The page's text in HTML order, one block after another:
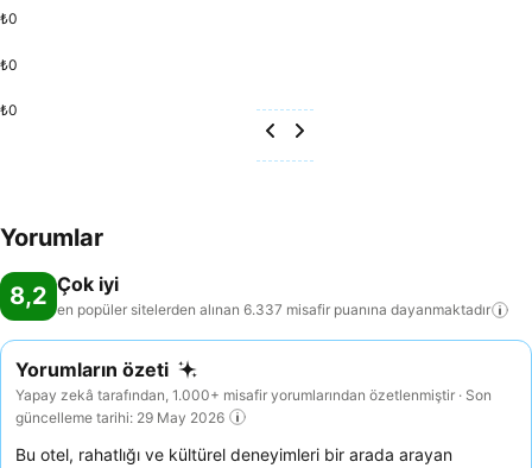
₺0
₺0
₺0
Yorumlar
8,2 Çok iyi
en popüler sitelerden alınan 6.337 misafir puanına dayanmaktadır
Yorumların özeti
Yapay zekâ tarafından, 1.000+ misafir yorumlarından özetlenmiştir · Son
güncelleme tarihi: 29 May 2026
Bu otel, rahatlığı ve kültürel deneyimleri bir arada arayan